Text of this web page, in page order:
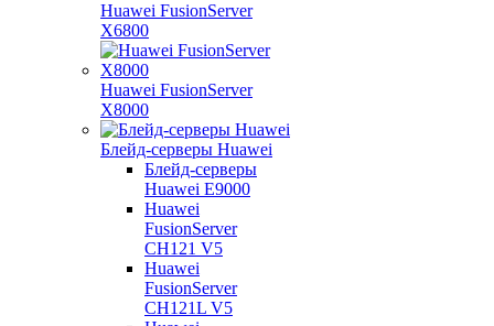
Huawei FusionServer
X6800
Huawei FusionServer
X8000
Блейд-серверы Huawei
Блейд-серверы
Huawei E9000
Huawei
FusionServer
CH121 V5
Huawei
FusionServer
CH121L V5